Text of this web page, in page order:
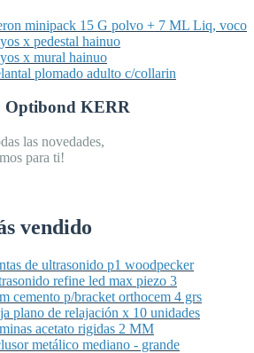
minipack 15 G polvo + 7 ML Liq, voco
x pedestal hainuo
x mural hainuo
plomado adulto c/collarin
Optibond KERR
las novedades,
para ti!
vendido
de ultrasonido p1 woodpecker
refine led max piezo 3
cemento p/bracket orthocem 4 grs
plano de relajación x 10 unidades
acetato rigidas 2 MM
metálico mediano - grande